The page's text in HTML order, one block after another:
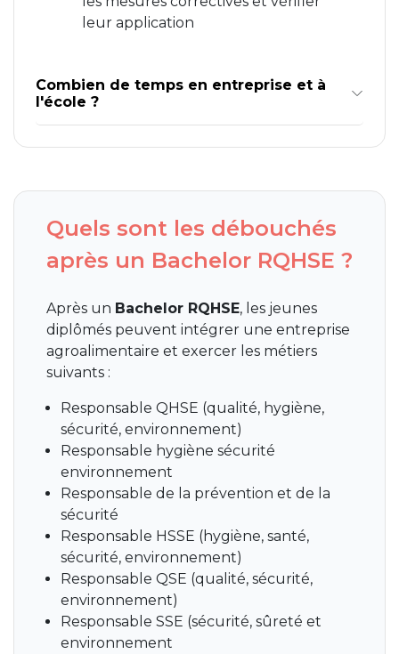
leur application
Combien de temps en entreprise et à
l'école ?
Quels sont les débouchés
après un Bachelor RQHSE ?
Après un Bachelor RQHSE, les jeunes
diplômés peuvent intégrer une entreprise
agroalimentaire et exercer les métiers
suivants :
Responsable QHSE (qualité, hygiène,
sécurité, environnement)
Responsable hygiène sécurité
environnement
Responsable de la prévention et de la
sécurité
Responsable HSSE (hygiène, santé,
sécurité, environnement)
Responsable QSE (qualité, sécurité,
environnement)
Responsable SSE (sécurité, sûreté et
environnement